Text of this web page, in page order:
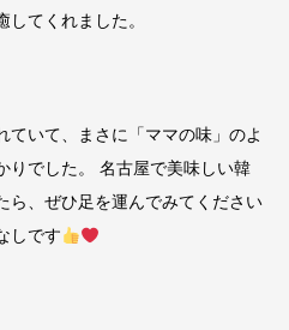
てくれました。
ていて、まさに「ママの味」のよ
りでした。 名古屋で美味しい韓
ら、ぜひ足を運んでみてください
しです